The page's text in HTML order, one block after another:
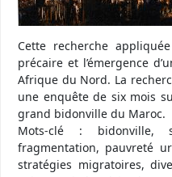
Cette recherche
précaire et l’émergence
Afrique du Nord. La
une enquête de six mois
grand bidonville du Maroc.
Mots-clé : bidonville,
fragmentation, pauvreté
stratégies migratoires,